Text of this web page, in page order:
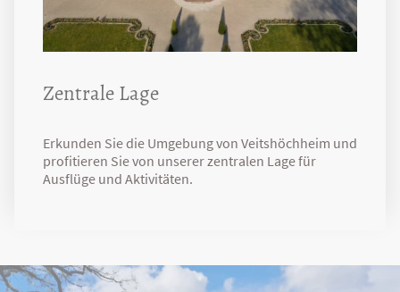
Zentrale Lage
Erkunden Sie die Umgebung von Veitshöchheim und
profitieren Sie von unserer zentralen Lage für
Ausflüge und Aktivitäten.